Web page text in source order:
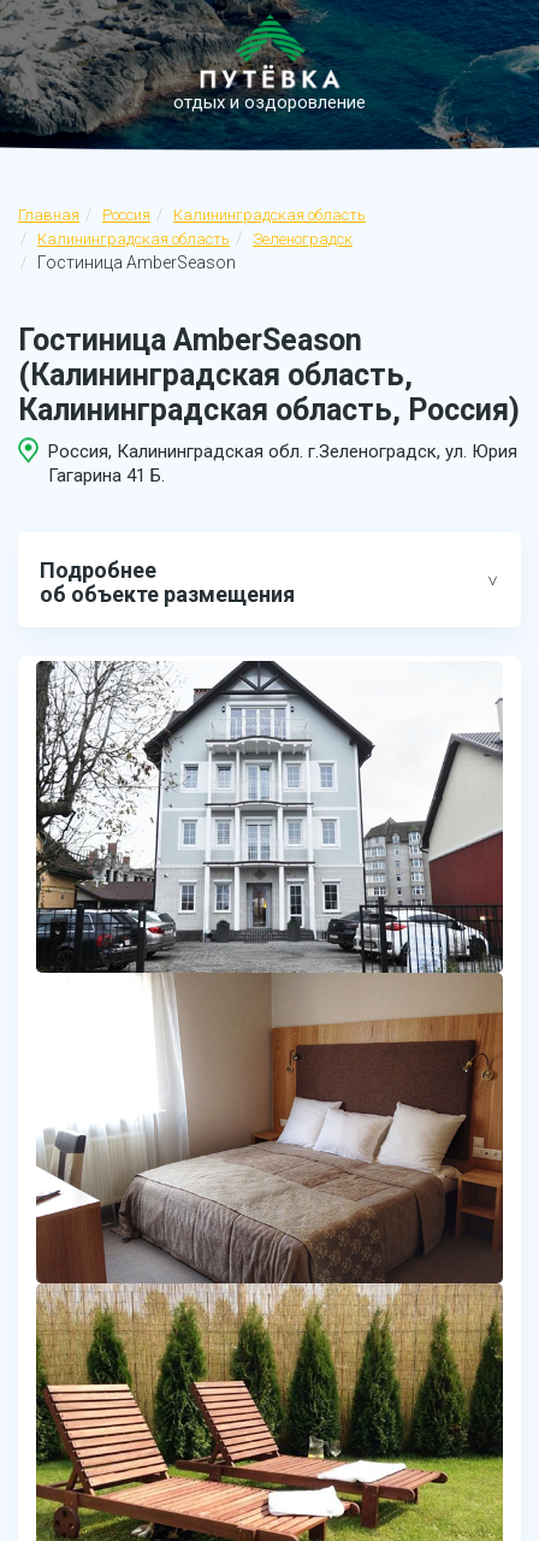
отдых и оздоровление
Главная Россия
Калининградская область
Калининградская область
Зеленоградск
Гостиница AmberSeason
Гостиница AmberSeason
(Калининградская область,
Калининградская область, Россия)
Россия, Калининградская обл. г.Зеленоградск, ул. Юрия
Гагарина 41 Б.
Подробнее
об объекте размещения